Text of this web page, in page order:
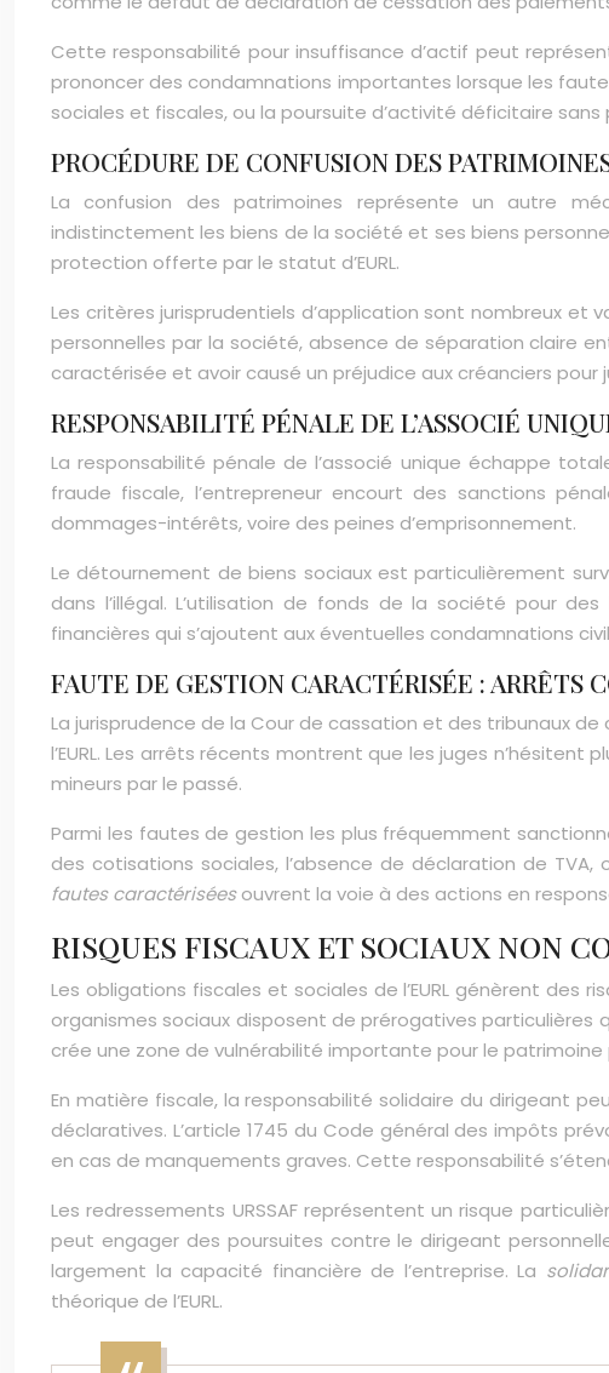
Cette responsabilité pour insuffisance d’actif peut
prononcer des condamnations importantes lorsque les
sociales et fiscales, ou la poursuite d’activité déficitaire
PROCÉDURE DE CONFUSION DES
La confusion des patrimoines représente un autre
indistinctement les biens de la société et ses biens
protection offerte par le statut d’EURL.
Les critères jurisprudentiels d’application sont nombreux
personnelles par la société, absence de séparation claire
caractérisée et avoir causé un préjudice aux créanciers pour
RESPONSABILITÉ PÉNALE DE L’ASSOCIÉ
La responsabilité pénale de l’associé unique échappe
fraude fiscale, l’entrepreneur encourt des sanctions
dommages-intérêts, voire des peines d’emprisonnement.
Le détournement de biens sociaux est particulièrement
dans l’illégal. L’utilisation de fonds de la société pour
financières qui s’ajoutent aux éventuelles condamnations
FAUTE DE GESTION CARACTÉRISÉE : ARRÊTS
La jurisprudence de la Cour de cassation et des tribunaux
l’EURL. Les arrêts récents montrent que les juges
mineurs par le passé.
Parmi les fautes de gestion les plus fréquemment
des cotisations sociales, l’absence de déclaration de
fautes caractériséesouvrent la voie à des actions en
RISQUES FISCAUX ET SOCIAUX NON
Les obligations fiscales et sociales de l’EURL génèrent
organismes sociaux disposent de prérogatives
crée une zone de vulnérabilité importante pour le patrimoine
En matière fiscale, la responsabilité solidaire du dirigeant
déclaratives. L’article 1745 du Code général des impôts
en cas de manquements graves. Cette responsabilité
Les redressements URSSAF représentent un risque
peut engager des poursuites contre le dirigeant
largement la capacité financière de l’entreprise. La
théorique de l’EURL.